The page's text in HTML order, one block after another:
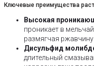
Ключевые преимущества
Высокая
проникает в
размягчая ржавчину
Дисульфид
длительный